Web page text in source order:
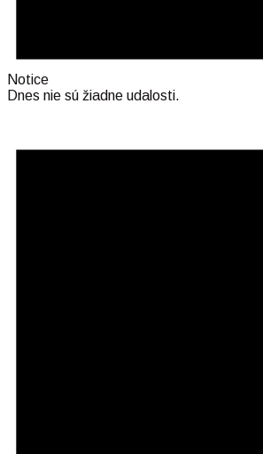
Notice
Dnes nie sú žiadne udalosti.